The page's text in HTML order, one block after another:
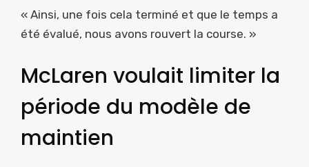
« Ainsi, une fois cela terminé et que le temps a
été évalué, nous avons rouvert la course. »
McLaren voulait limiter la
période du modèle de
maintien